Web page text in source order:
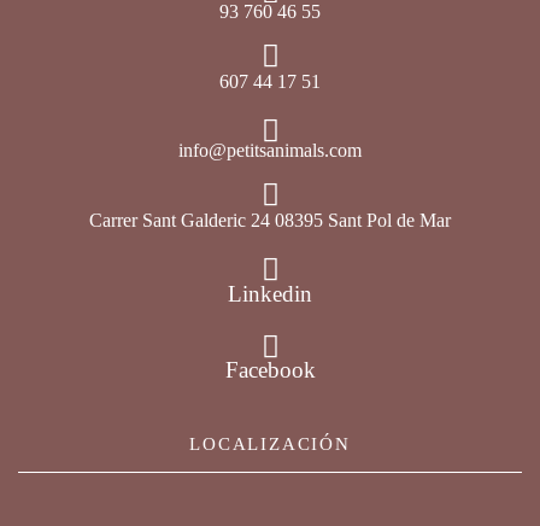
93 760 46 55
607 44 17 51
info@petitsanimals.com
Carrer Sant Galderic 24 08395 Sant Pol de Mar
Linkedin
Facebook
LOCALIZACIÓN